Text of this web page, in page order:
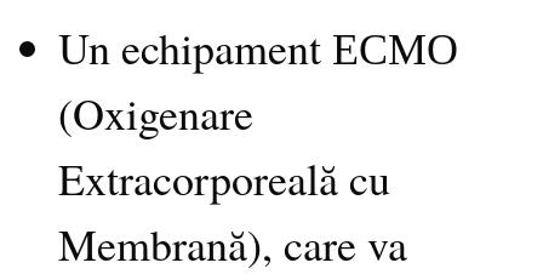
Un echipament ЕСМО
(Oxigenare
Extracorporeală cu
Membrană), care va